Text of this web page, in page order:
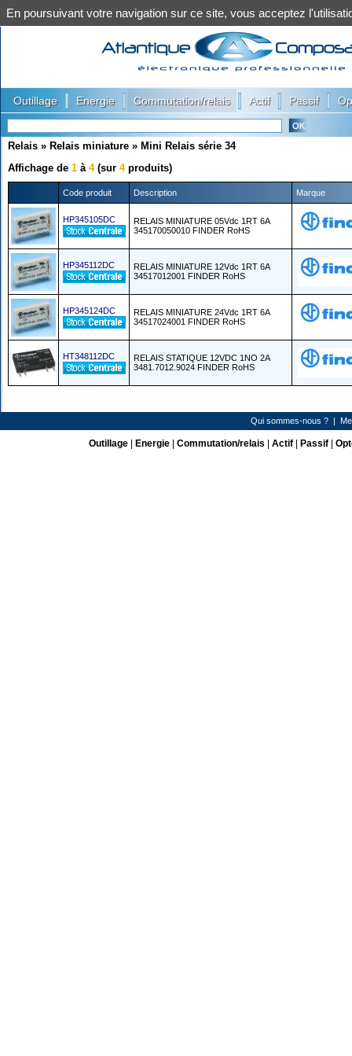
Outillage Energie Commutation/relais Actif Passif
Relais » Relais miniature » Mini Relais série 34
Affichage de 1 à 4(sur 4produits)
Code produit Description Marque
HP345105DC
RELAIS MINIATURE 05Vdc 1RT 6A
345170050010 FINDER RoHS
HP345112DC
RELAIS MINIATURE 12Vdc 1RT 6A
34517012001 FINDER RoHS
HP345124DC
RELAIS MINIATURE 24Vdc 1RT 6A
34517024001 FINDER RoHS
HT348112DC
RELAIS STATIQUE 12VDC 1NO 2A
3481.7012.9024 FINDER RoHS
Qui sommes-nous ? |
Outillage| Energie| Commutation/relais Actif| Passif|
En poursuivant votre navigation sur ce site, vous acceptez